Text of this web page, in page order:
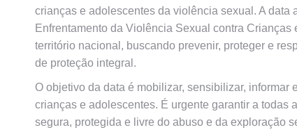
crianças e adolescentes da violência sexual. A
Enfrentamento da Violência Sexual contra
território nacional, buscando prevenir, proteger e
de proteção integral.
O objetivo da data é mobilizar, sensibilizar,
crianças e adolescentes. É urgente garantir a todas
segura, protegida e livre do abuso e da exploração